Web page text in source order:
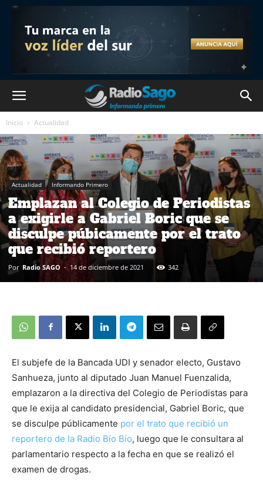
Inicio Actualidad
Actualidad Informando Primero
Emplazan al Colegio de Periodistas
a exigirle a Gabriel Boric que se
disculpe púbicamente por el trato
que recibió reportero
Por Radio SAGO - 14 de diciembre de 2021 342
El subjefe de la Bancada UDI y senador electo, Gustavo
Sanhueza, junto al diputado Juan Manuel Fuenzalida,
emplazaron a la directiva del Colegio de Periodistas para
que le exija al candidato presidencial, Gabriel Boric, que
se disculpe públicamente por el trato que recibió un
reportero de la Radio Bío Bío, luego que le consultara al
parlamentario respecto a la fecha en que se realizó el
examen de drogas.